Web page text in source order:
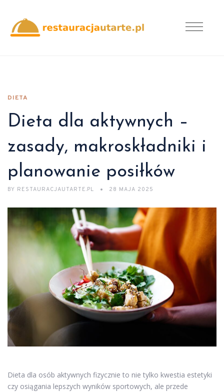
DIETA
Dieta dla aktywnych –
zasady, makroskładniki i
planowanie posiłków
BY RESTAURACJAUTARTE.PL 28 MAJA 2025
Dieta dla osób aktywnych fizycznie to nie tylko kwestia estetyki
czy osiągania lepszych wyników sportowych, ale przede